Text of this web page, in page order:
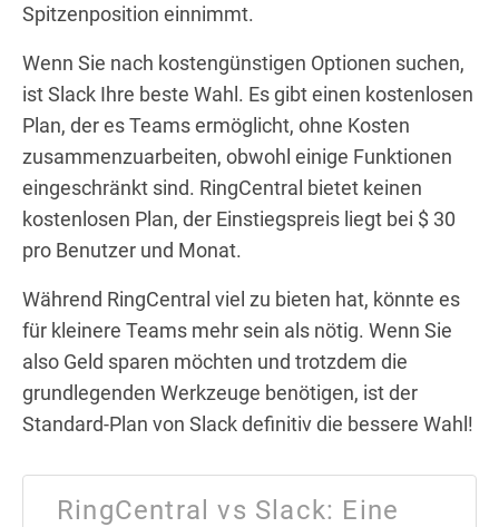
Spitzenposition einnimmt.
Wenn Sie nach kostengünstigen Optionen suchen,
ist Slack Ihre beste Wahl. Es gibt einen kostenlosen
Plan, der es Teams ermöglicht, ohne Kosten
zusammenzuarbeiten, obwohl einige Funktionen
eingeschränkt sind. RingCentral bietet keinen
kostenlosen Plan, der Einstiegspreis liegt bei $ 30
pro Benutzer und Monat.
Während RingCentral viel zu bieten hat, könnte es
für kleinere Teams mehr sein als nötig. Wenn Sie
also Geld sparen möchten und trotzdem die
grundlegenden Werkzeuge benötigen, ist der
Standard-Plan von Slack definitiv die bessere Wahl!
RingCentral vs Slack: Eine